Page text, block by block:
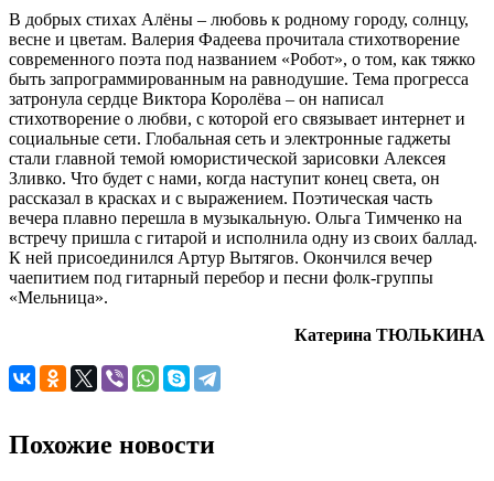
В добрых стихах Алёны – любовь к родному городу, солнцу,
весне и цветам. Валерия Фадеева прочитала стихотворение
современного поэта под названием «Робот», о том, как тяжко
быть запрограммированным на равнодушие. Тема прогресса
затронула сердце Виктора Королёва – он написал
стихотворение о любви, с которой его связывает интернет и
социальные сети. Глобальная сеть и электронные гаджеты
стали главной темой юмористической зарисовки Алексея
Зливко. Что будет с нами, когда наступит конец света, он
рассказал в красках и с выражением. Поэтическая часть
вечера плавно перешла в музыкальную. Ольга Тимченко на
встречу пришла с гитарой и исполнила одну из своих баллад.
К ней присоединился Артур Вытягов. Окончился вечер
чаепитием под гитарный перебор и песни фолк-группы
«Мельница».
Катерина ТЮЛЬКИНА
Похожие новости